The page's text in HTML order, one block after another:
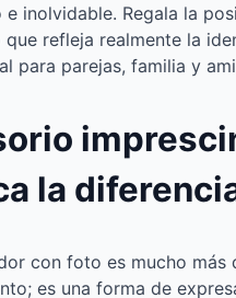
e inolvidable. Regala la
refleja realmente la
para parejas, familia y
la
con foto es mucho más
es una forma de